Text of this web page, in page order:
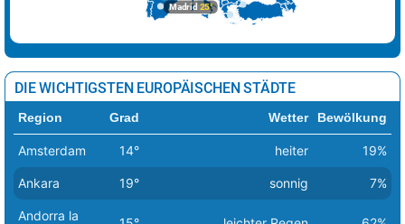
Madrid25°
DIE WICHTIGSTEN EUROPÄISCHEN STÄDTE
Region Grad Wetter Bewölkung
Amsterdam 14° heiter 19%
Ankara 19° sonnig 7%
Andorra la